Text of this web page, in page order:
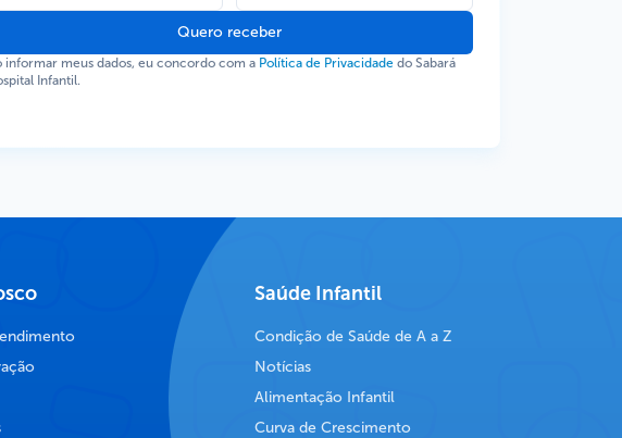
Quero receber
informar meus dados, eu concordo com a Política de Privacidade do Sabará
Infantil.
Saúde Infantil
Condição de Saúde de A a Z
Notícias
Alimentação Infantil
Curva de Crescimento